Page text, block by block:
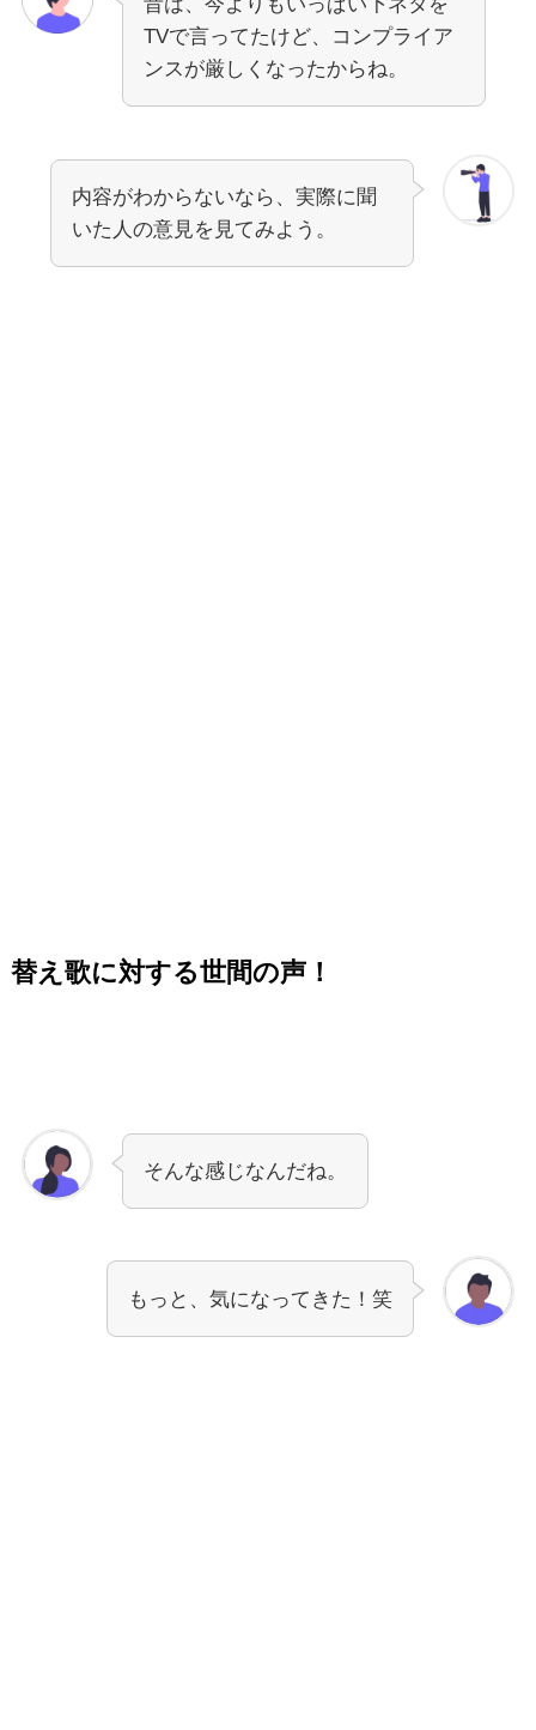
TVで言ってたけど、コンプライア
ンスが厳しくなったからね。
内容がわからないなら、実際に聞
いた人の意見を見てみよう。
替え歌に対する世間の声！
そんな感じなんだね。
もっと、気になってきた！笑